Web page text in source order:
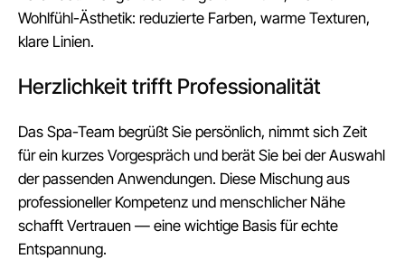
Wohlfühl-Ästhetik: reduzierte Farben, warme Texturen,
klare Linien.
Herzlichkeit trifft Professionalität
Das Spa-Team begrüßt Sie persönlich, nimmt sich Zeit
für ein kurzes Vorgespräch und berät Sie bei der Auswahl
der passenden Anwendungen. Diese Mischung aus
professioneller Kompetenz und menschlicher Nähe
schafft Vertrauen — eine wichtige Basis für echte
Entspannung.